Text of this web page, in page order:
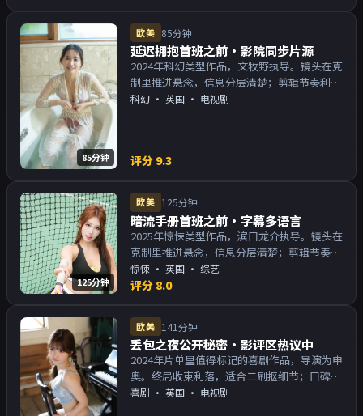
85分钟
欧美 85分钟
延迟拥抱首班之前·影院同步片源
2024年科幻类型作品，文牧野执导。镜头在克
制里推进悬念，信息分层清楚；剪辑节奏利
落，观感顺滑。主演以演技派为主，适合喜欢
科幻 · 英国 · 电视剧
评分 9.3
125分钟
欧美 125分钟
暗流手册首班之前·字幕多语言
2025年惊悚类型作品，滨口龙介执导。镜头在
克制里推进悬念，信息分层清楚；剪辑节奏利
落，观感顺滑。主演以演技派为主，适合喜欢
强叙事与人物关系的观众加入片单。
惊悚 · 英国 · 综艺
评分 8.0
欧美 141分钟
丢包之夜公开秘密·影评区热议中
2024年片单里值得标记的喜剧作品，导演为申
奥。终局收束利落，适合二刷抠细节；口碑向
与娱乐性兼顾。主演以演技派为主，适合喜欢
喜剧 · 英国 · 电视剧